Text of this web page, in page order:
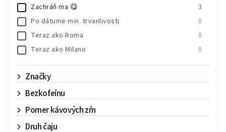
Zachráň ma 😋 3
Po dátume min. trvanlivosti 0
Teraz ako Roma 0
Teraz ako Milano 0
Teraz ako Napoli 0
Teraz ako Venezia
Značky
Bezkofeínu
Pomer kávových zŕn
Druh čaju